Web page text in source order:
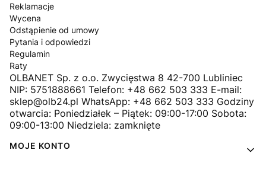
Reklamacje
Wycena
Odstąpienie od umowy
Pytania i odpowiedzi
Regulamin
Raty
OLBANET Sp. z o.o. Zwycięstwa 8 42-700 Lubliniec
NIP: 5751888661 Telefon: +48 662 503 333 E-mail:
sklep@olb24.pl WhatsApp: +48 662 503 333 Godziny
otwarcia: Poniedziałek – Piątek: 09:00-17:00 Sobota:
09:00-13:00 Niedziela: zamknięte
MOJE KONTO